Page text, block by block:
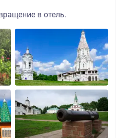
в отель.